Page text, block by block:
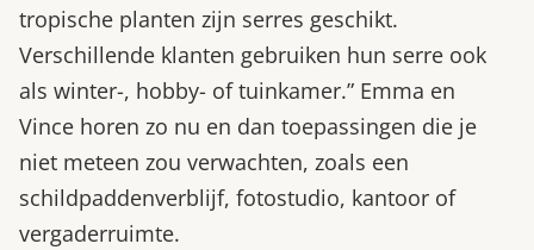
tropische planten zijn serres geschikt.
Verschillende klanten gebruiken hun serre ook
als winter-, hobby- of tuinkamer.” Emma en
Vince horen zo nu en dan toepassingen die je
niet meteen zou verwachten, zoals een
schildpaddenverblijf, fotostudio, kantoor of
vergaderruimte.